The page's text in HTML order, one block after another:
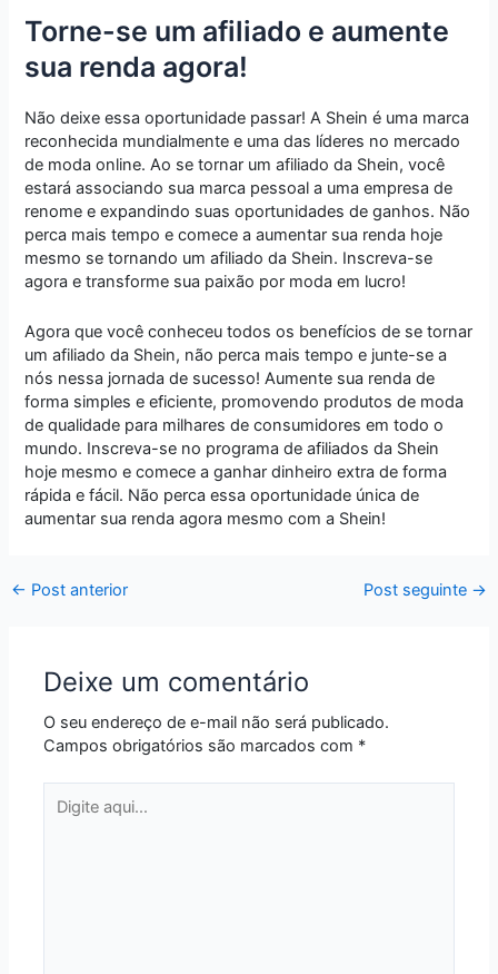
Torne-se um afiliado e aumente
sua renda agora!
Não deixe essa oportunidade passar! A Shein é uma marca
reconhecida mundialmente e uma das líderes no mercado
de moda online. Ao se tornar um afiliado da Shein, você
estará associando sua marca pessoal a uma empresa de
renome e expandindo suas oportunidades de ganhos. Não
perca mais tempo e comece a aumentar sua renda hoje
mesmo se tornando um afiliado da Shein. Inscreva-se
agora e transforme sua paixão por moda em lucro!
Agora que você conheceu todos os benefícios de se tornar
um afiliado da Shein, não perca mais tempo e junte-se a
nós nessa jornada de sucesso! Aumente sua renda de
forma simples e eficiente, promovendo produtos de moda
de qualidade para milhares de consumidores em todo o
mundo. Inscreva-se no programa de afiliados da Shein
hoje mesmo e comece a ganhar dinheiro extra de forma
rápida e fácil. Não perca essa oportunidade única de
aumentar sua renda agora mesmo com a Shein!
← Post anterior Post seguinte →
Deixe um comentário
O seu endereço de e-mail não será publicado.
Campos obrigatórios são marcados com *
aqui...